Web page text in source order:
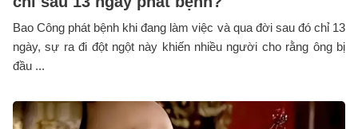
Bao Công phát bệnh khi đang làm việc và qua đời sau đó chỉ 13
ngày, sự ra đi đột ngột này khiến nhiều người cho rằng ông bị
đầu ...